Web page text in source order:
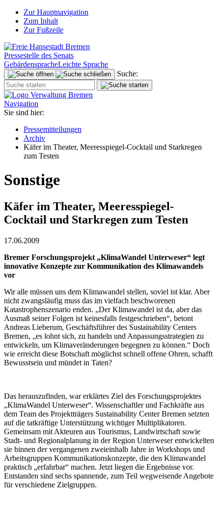
Zur Hauptnavigation
Zum Inhalt
Zur Fußzeile
Pressestelle des Senats
GebärdenspracheLeichte Sprache
Suche:
Navigation
Sie sind hier:
Pressemitteilungen
Archiv
Käfer im Theater, Meeresspiegel-Cocktail und Starkregen
zum Testen
Sonstige
Käfer im Theater, Meeresspiegel-
Cocktail und Starkregen zum Testen
17.06.2009
Bremer Forschungsprojekt „KlimaWandel Unterweser“ legt
innovative Konzepte zur Kommunikation des Klimawandels
vor
Wir alle müssen uns dem Klimawandel stellen, soviel ist klar. Aber
nicht zwangsläufig muss das im vielfach beschworenen
Katastrophenszenario enden. „Der Klimawandel ist da, aber das
Ausmaß seiner Folgen ist keinesfalls festgeschrieben“, betont
Andreas Lieberum, Geschäftsführer des Sustainability Centers
Bremen, „es lohnt sich, zu handeln und Anpassungsstrategien zu
entwickeln, um Klimaveränderungen begegnen zu können.“ Doch
wie erreicht diese Botschaft möglichst schnell offene Ohren, schafft
Bewusstsein und mündet in Taten?
Das herauszufinden, war erklärtes Ziel des Forschungsprojektes
„KlimaWandel Unterweser“. Wissenschaftler und Fachkräfte aus
dem Team des Projektträgers Sustainability Center Bremen setzten
auf die tatkräftige Unterstützung wichtiger Multiplikatoren.
Gemeinsam mit Akteuren aus Tourismus, Landwirtschaft sowie
Stadt- und Regionalplanung in der Region Unterweser entwickelten
sie binnen der vergangenen zweieinhalb Jahre in Workshops und
Arbeitsgruppen Kommunikationskonzepte, die den Klimawandel
praktisch „erfahrbar“ machen. Jetzt liegen die Ergebnisse vor.
Entstanden sind sechs spannende, zum Teil wegweisende Angebote
für verschiedene Zielgruppen.